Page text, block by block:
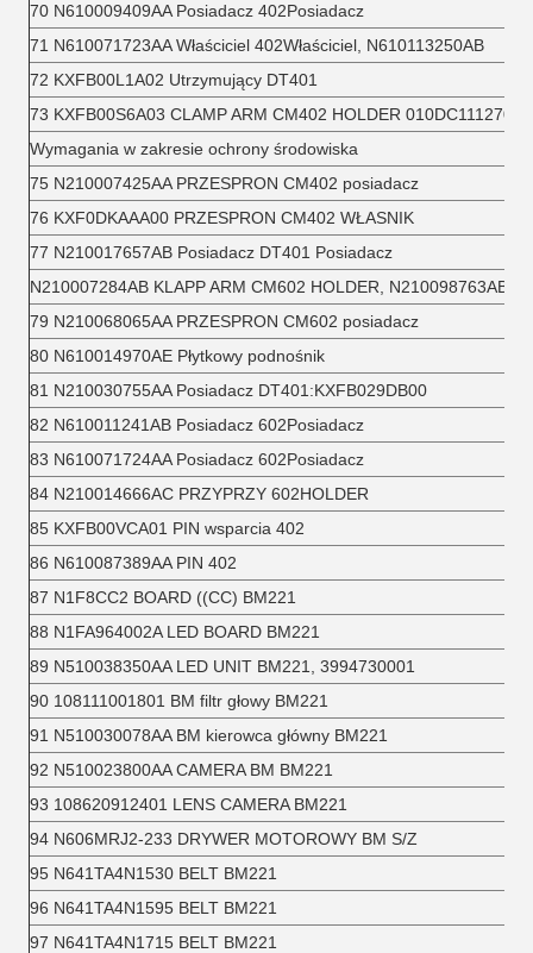
70 N610009409AA Posiadacz 402Posiadacz
71 N610071723AA Właściciel 402Właściciel, N610113250AB
72 KXFB00L1A02 Utrzymujący DT401
73 KXFB00S6A03 CLAMP ARM CM402 HOLDER 010DC111270
Wymagania w zakresie ochrony środowiska
75 N210007425AA PRZESPRON CM402 posiadacz
76 KXF0DKAAA00 PRZESPRON CM402 WŁASNIK
77 N210017657AB Posiadacz DT401 Posiadacz
N210007284AB KLAPP ARM CM602 HOLDER, N210098763AB
79 N210068065AA PRZESPRON CM602 posiadacz
80 N610014970AE Płytkowy podnośnik
81 N210030755AA Posiadacz DT401:KXFB029DB00
82 N610011241AB Posiadacz 602Posiadacz
83 N610071724AA Posiadacz 602Posiadacz
84 N210014666AC PRZYPRZY 602HOLDER
85 KXFB00VCA01 PIN wsparcia 402
86 N610087389AA PIN 402
87 N1F8CC2 BOARD ((CC) BM221
88 N1FA964002A LED BOARD BM221
89 N510038350AA LED UNIT BM221, 3994730001
90 108111001801 BM filtr głowy BM221
91 N510030078AA BM kierowca główny BM221
92 N510023800AA CAMERA BM BM221
93 108620912401 LENS CAMERA BM221
94 N606MRJ2-233 DRYWER MOTOROWY BM S/Z
95 N641TA4N1530 BELT BM221
96 N641TA4N1595 BELT BM221
97 N641TA4N1715 BELT BM221